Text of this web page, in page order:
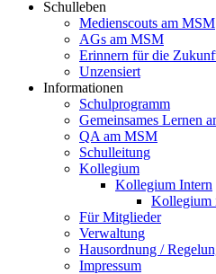
Schulleben
Medienscouts am MSM
AGs am MSM
Erinnern für die
Unzensiert
Informationen
Schulprogramm
Gemeinsames Lernen
QA am MSM
Schulleitung
Kollegium
Kollegium Intern
Kollegium
Für Mitglieder
Verwaltung
Hausordnung /
Impressum